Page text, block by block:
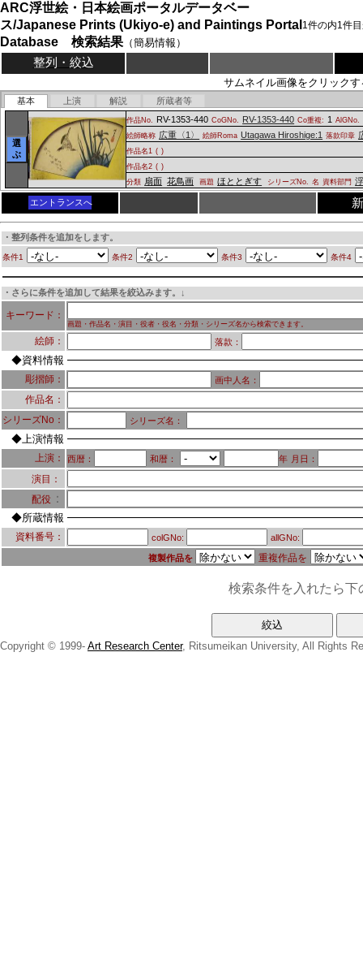
ARC浮世絵・日本絵画ポータルデータベー
ス/Japanese Prints (Ukiyo-e) and Paintings Portal
Database 検索結果（簡易情報）
1件の内1件
整列・絞込
サムネイル画像をクリック
基本 上演 解説 所蔵者等
選
ぶ
作品No. RV-1353-440 CoGNo. RV-1353-440 Co重複: 1
AlGNo.
絵師略称 広重〈1〉 絵師Roma Utagawa Hiroshige:1 落款印章
作品名1 ( )
作品名2 ( )
分類 扇面 花鳥画 画題 ほととぎす シリーズNo. 名 資料部門
エントランスへ
・整列条件を追加をします。
条件1 条件2 条件3 条件4
・さらに条件を追加して結果を絞込みます。↓
キーワード：
画題・作品名・演目・役者・役名・分類・シリーズ名から検索できます。
絵師： 落款：
◆資料情報
彫摺師： 画中人名：
作品名：
シリーズNo：
シリーズ名：
◆上演情報
上演： 西暦： 和暦： 年 月日：
演目：
配役 ：
◆所蔵情報
資料番号： colGNo: allGNo:
複製作品を 重複作品を
検索条件を入れたら
Copyright © 1999- Art Research Center, Ritsumeikan University, All Rights